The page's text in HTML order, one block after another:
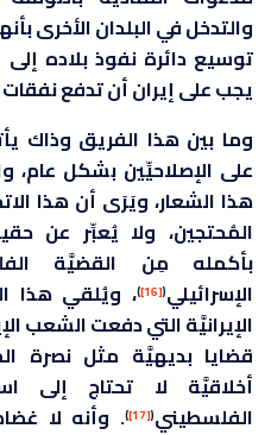
والتدخل في البلدان الأخرى
توسيع دائرة نفوذ بلاده
يجب على إيران أن تدفع نفقات
وما بين هذا الفريق وذاك
على الإصلاحيِّين بشكل عام،
هذا الشعار، ويَرَى أن هذا
المُحتجين، ولا يُعبِّر عن
بأكمله مِن القضيَّة
الإسرائيلي(
[16]
)، ويُلقي هذا
الإيرانيَّة التي دفعت الشعب
قضايا بديهيَّة مثل نصرة
أخلاقيَّة لا تحتاج إلى
الفلسطيني(
[17]
). وأنه لا